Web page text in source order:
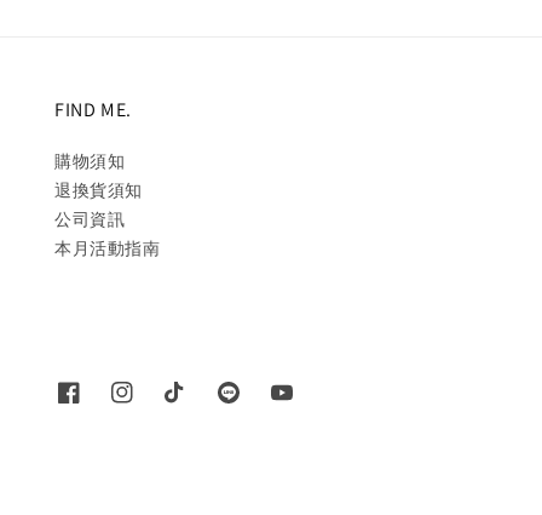
FIND ME.
購物須知
退換貨須知
公司資訊
本月活動指南